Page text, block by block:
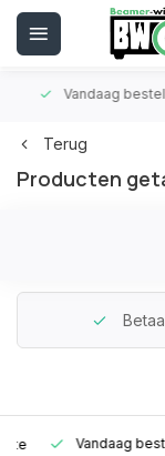
Vandaag besteld
Terug
Producten
Vandaag besteld